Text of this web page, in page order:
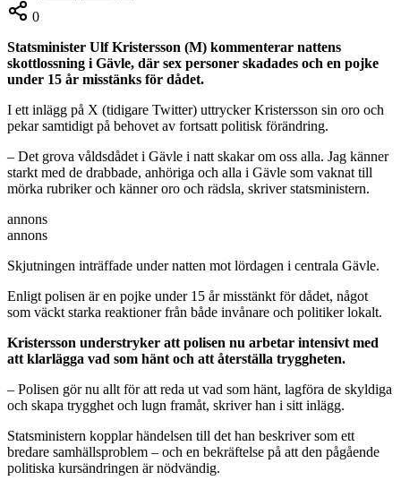
0
Statsminister Ulf Kristersson (M) kommenterar nattens
skottlossning i Gävle, där sex personer skadades och en pojke
under 15 år misstänks för dådet.
I ett inlägg på X (tidigare Twitter) uttrycker Kristersson sin oro och
pekar samtidigt på behovet av fortsatt politisk förändring.
– Det grova våldsdådet i Gävle i natt skakar om oss alla. Jag känner
starkt med de drabbade, anhöriga och alla i Gävle som vaknat till
mörka rubriker och känner oro och rädsla, skriver statsministern.
annons
annons
Skjutningen inträffade under natten mot lördagen i centrala Gävle.
Enligt polisen är en pojke under 15 år misstänkt för dådet, något
som väckt starka reaktioner från både invånare och politiker lokalt.
Kristersson understryker att polisen nu arbetar intensivt med
att klarlägga vad som hänt och att återställa tryggheten.
– Polisen gör nu allt för att reda ut vad som hänt, lagföra de skyldiga
och skapa trygghet och lugn framåt, skriver han i sitt inlägg.
Statsministern kopplar händelsen till det han beskriver som ett
bredare samhällsproblem – och en bekräftelse på att den pågående
politiska kursändringen är nödvändig.